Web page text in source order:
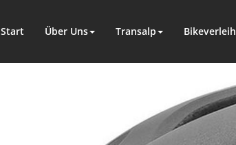
Start Über Uns Transalp Bikeverleih